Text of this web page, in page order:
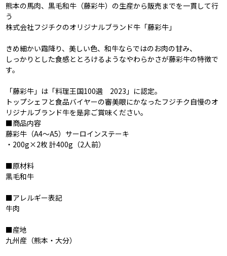
熊本の馬肉、黒毛和牛（藤彩牛）の生産から販売までを一貫して行
う
株式会社フジチクのオリジナルブランド牛「藤彩牛」
きめ細かい霜降り、美しい色、和牛ならではのお肉の甘み、
しっかりとした食感ととろけるようなやわらかさが藤彩牛の特徴で
す。
「藤彩牛」は「料理王国100選 2023」に認定。
トップシェフと食品バイヤーの審美眼にかなったフジチク自慢のオ
リジナルブランド牛を是非ご賞味ください。
■商品内容
藤彩牛（A4～A5）サーロインステーキ
・200g×2枚 計400g（2人前）
■原材料
黒毛和牛
■アレルギー表記
牛肉
■産地
九州産（熊本・大分）